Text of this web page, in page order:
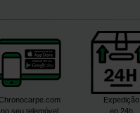
no seu telemóvel
Expedição
en 24h